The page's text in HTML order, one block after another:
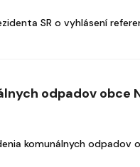
SR o vyhlásení
odpadov obce
komunálnych odpadov